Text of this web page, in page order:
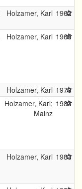
Holzamer, Karl 1962
Holzamer, Karl 1965
Holzamer, Karl 1979
Holzamer, Karl;
Mainz
1983
Holzamer, Karl 1983